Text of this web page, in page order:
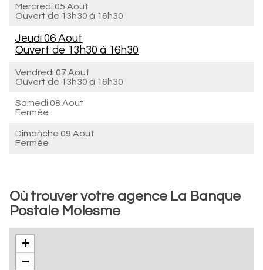
Mercredi 05 Aout
Ouvert de 13h30 à 16h30
Jeudi 06 Aout
Ouvert de 13h30 à 16h30
Vendredi 07 Aout
Ouvert de 13h30 à 16h30
Samedi 08 Aout
Fermée
Dimanche 09 Aout
Fermée
Où trouver votre agence La Banque
Postale Molesme
+
−